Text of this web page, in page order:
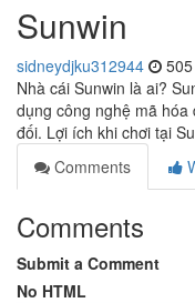
Sunwin
sidneydjku312944
Nhà cái Sunwin là ai?
dụng công nghệ mã
đối. Lợi ích khi chơi tại
Comments
Comments
Submit a Comment
No HTML